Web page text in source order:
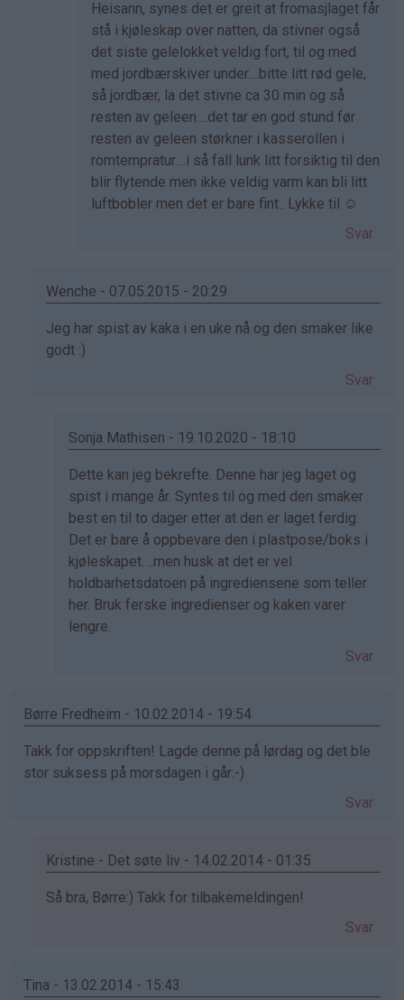
Som
svar
på
av
Naomi
(ikke
bekreftet)
Heisann, synes det er greit at fromasjlaget får
stå i kjøleskap over natten, da stivner også
det siste gelelokket veldig fort, til og med
med jordbærskiver under....bitte litt rød gele,
så jordbær, la det stivne ca 30 min og så
resten av geleen....det tar en god stund før
resten av geleen størkner i kasserollen i
romtempratur....i så fall lunk litt forsiktig til den
blir flytende men ikke veldig varm kan bli litt
luftbobler men det er bare fint.. Lykke til ☺️
Svar
Wenche - 07.05.2015 - 20:29
Som
svar
(ikke
Jeg har spist av kaka i en uke nå og den smaker like
godt :)
Svar
Sonja Mathisen - 19.10.2020 - 18:10
Som
svar
på
av
Wenche
(ikke
bekreftet)
Dette kan jeg bekrefte. Denne har jeg laget og
spist i mange år. Syntes til og med den smaker
best en til to dager etter at den er laget ferdig.
Det er bare å oppbevare den i plastpose/boks i
kjøleskapet. ..men husk at det er vel
holdbarhetsdatoen på ingrediensene som teller
her. Bruk ferske ingredienser og kaken varer
lengre.
Svar
Børre Fredheim - 10.02.2014 - 19:54
Takk for oppskriften! Lagde denne på lørdag og det ble
stor suksess på morsdagen i går:-)
Svar
Kristine - Det søte liv - 14.02.2014 - 01:35
Som
Børre
Så bra, Børre:) Takk for tilbakemeldingen!
Svar
Tina - 13.02.2014 - 15:43